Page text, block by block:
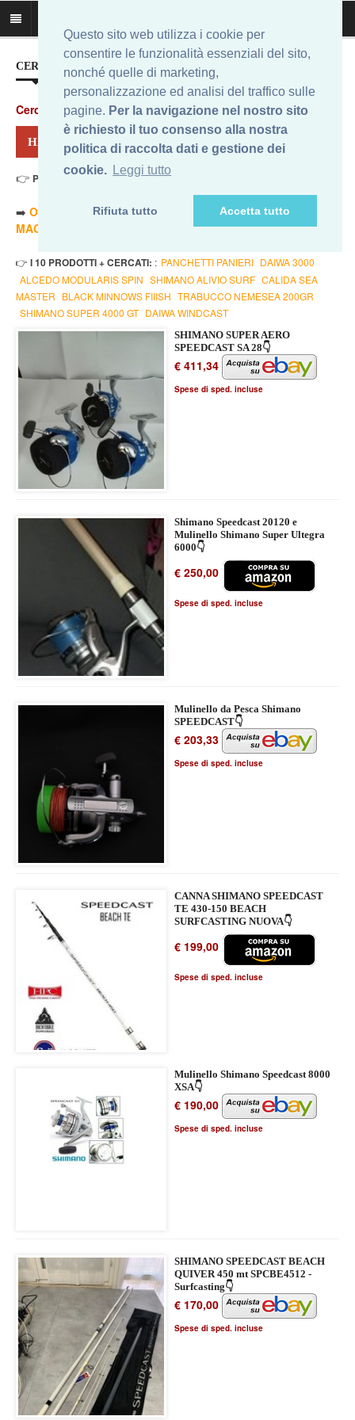
Questo sito web utilizza i cookie per
consentire le funzionalità essenziali del sito,
nonché quelle di marketing,
personalizzazione ed analisi del traffico sulle
pagine. Per la navigazione nel nostro sito
è richiesto il tuo consenso alla nostra
politica di raccolta dati e gestione dei
cookie. Leggi tutto
Rifiuta tutto Accetta tutto
CERCA IL MIGLIOR PREZZO...
Cerca
HAI CERCATO: SHIMANO SPEEDCAST
👉 Prezzo Min. 411,34 Eur - Prezzo Max 4,90 Eur
➡️ ORDINA PER PREZZO MINORE
ORDINA PER PREZZO
MAGGIORE
- 🔥TUTTI
👉 I 10 PRODOTTI + CERCATI: : PANCHETTI PANIERI DAIWA 3000
ALCEDO MODULARIS SPIN SHIMANO ALIVIO SURF CALIDA SEA
MASTER BLACK MINNOWS FIIISH TRABUCCO NEMESEA 200GR
SHIMANO SUPER 4000 GT DAIWA WINDCAST
SHIMANO SUPER AERO
SPEEDCAST SA 28👇
€ 411,34
Spese di sped. incluse
Shimano Speedcast 20120 e
Mulinello Shimano Super Ultegra
6000👇
€ 250,00
Spese di sped. incluse
Mulinello da Pesca Shimano
SPEEDCAST👇
€ 203,33
Spese di sped. incluse
CANNA SHIMANO SPEEDCAST
TE 430-150 BEACH
SURFCASTING NUOVA👇
€ 199,00
Spese di sped. incluse
Mulinello Shimano Speedcast 8000
XSA👇
€ 190,00
Spese di sped. incluse
SHIMANO SPEEDCAST BEACH
QUIVER 450 mt SPCBE4512 -
Surfcasting👇
€ 170,00
Spese di sped. incluse